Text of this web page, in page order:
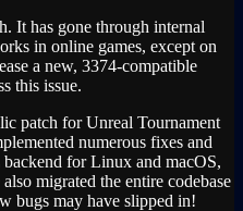
It has gone through internal
in online games, except on
a new, 3374-compatible
this issue.
patch for Unreal Tournament
numerous fixes and
for Linux and macOS,
migrated the entire codebase
bugs may have slipped in!